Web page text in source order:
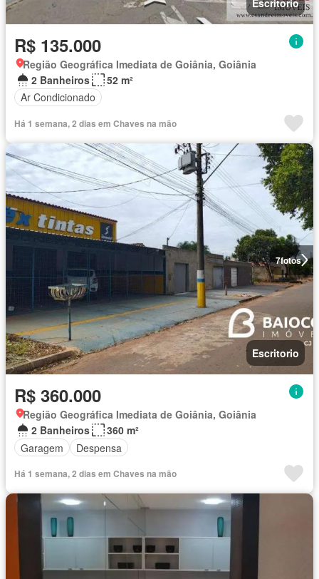
R$ 135.000
Região Geográfica Imediata de Goiânia, Goiânia
2 Banheiros
52 m²
Ar Condicionado
Há 1 semana, 2 dias em Chaves na mão
7fotos
Escritorio
R$ 360.000
Região Geográfica Imediata de Goiânia, Goiânia
2 Banheiros
360 m²
Garagem
Despensa
Há 1 semana, 2 dias em Chaves na mão